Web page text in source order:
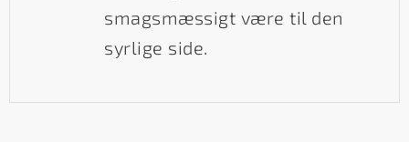
smagsmæssigt være til den
syrlige side.